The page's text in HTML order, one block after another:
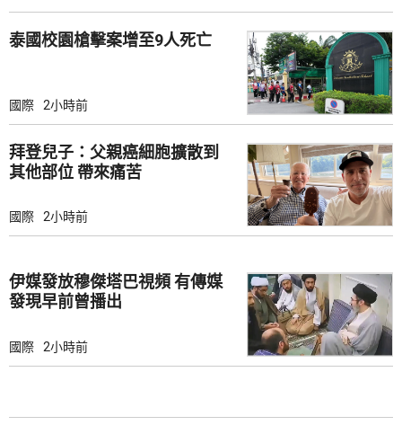
泰國校園槍擊案增至9人死亡
國際 2小時前
拜登兒子：父親癌細胞擴散到
其他部位 帶來痛苦
國際 2小時前
伊媒發放穆傑塔巴視頻 有傳媒
發現早前曾播出
國際 2小時前